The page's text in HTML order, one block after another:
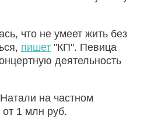
что не умеет жить без
пишет "КП". Певица
деятельность
на частном
от 1 млн руб.